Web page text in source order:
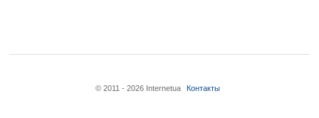
© 2011 - 2026 Internetua Контакты